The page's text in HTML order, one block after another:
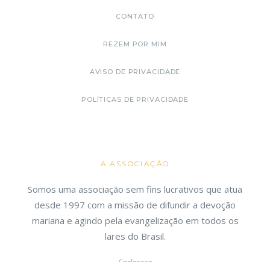
CONTATO
REZEM POR MIM
AVISO DE PRIVACIDADE
POLÍTICAS DE PRIVACIDADE
A ASSOCIAÇÃO
Somos uma associação sem fins lucrativos que atua
desde 1997 com a missão de difundir a devoção
mariana e agindo pela evangelização em todos os
lares do Brasil.